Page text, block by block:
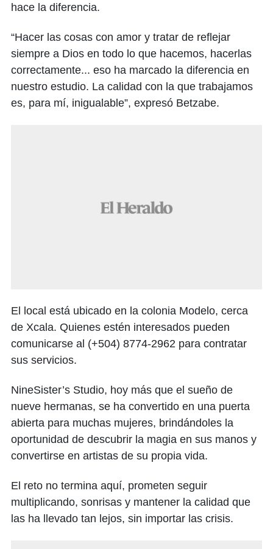
hace la diferencia.
“Hacer las cosas con amor y tratar de reflejar
siempre a Dios en todo lo que hacemos, hacerlas
correctamente... eso ha marcado la diferencia en
nuestro estudio. La calidad con la que trabajamos
es, para mí, inigualable”, expresó Betzabe.
El local está ubicado en la colonia Modelo, cerca
de Xcala. Quienes estén interesados pueden
comunicarse al (+504) 8774-2962 para contratar
sus servicios.
NineSister’s Studio, hoy más que el sueño de
nueve hermanas, se ha convertido en una puerta
abierta para muchas mujeres, brindándoles la
oportunidad de descubrir la magia en sus manos y
convertirse en artistas de su propia vida.
El reto no termina aquí, prometen seguir
multiplicando, sonrisas y mantener la calidad que
las ha llevado tan lejos, sin importar las crisis.